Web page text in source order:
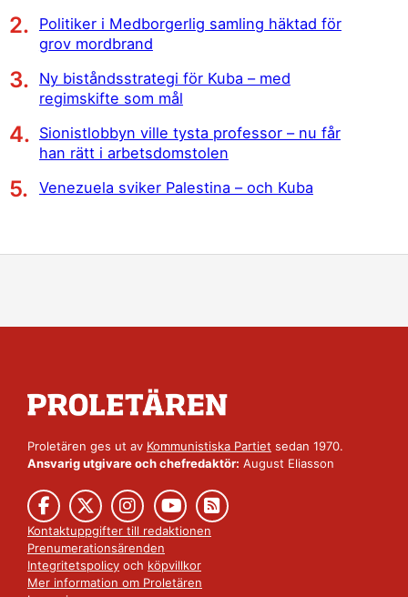
Politiker i Medborgerlig samling häktad för
grov mordbrand
Ny biståndsstrategi för Kuba – med
regimskifte som mål
Sionistlobbyn ville tysta professor – nu får
han rätt i arbetsdomstolen
Venezuela sviker Palestina – och Kuba
Proletären ges ut av Kommunistiska Partiet sedan 1970.
Ansvarig utgivare och chefredaktör: August Eliasson
Kontaktuppgifter till redaktionen
Prenumerationsärenden
Integritetspolicy och köpvillkor
Mer information om Proletären